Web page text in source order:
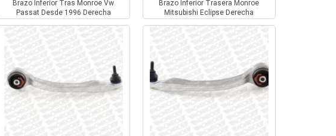
Brazo Inferior Tras Monroe Vw
Passat Desde 1996 Derecha
Brazo Inferior Trasera Monroe
Mitsubishi Eclipse Derecha